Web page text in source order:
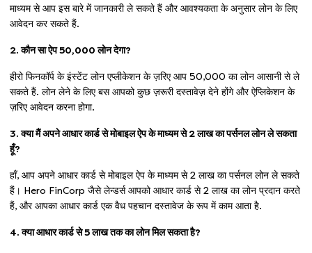
माध्यम से आप इस बारे में जानकारी ले सकते हैं और आवश्यकता के अनुसार लोन के लिए
आवेदन कर सकते हैं.
2. कौन सा ऐप 50,000 लोन देगा?
हीरो फिनकॉर्प के इंस्टेंट लोन एप्लीकेशन के ज़रिए आप 50,000 का लोन आसानी से ले
सकते हैं. लोन लेने के लिए बस आपको कुछ ज़रूरी दस्तावेज़ देने होंगे और ऐप्लिकेशन के
ज़रिए आवेदन करना होगा.
3. क्या मैं अपने आधार कार्ड से मोबाइल ऐप के माध्यम से 2 लाख का पर्सनल लोन ले सकता
हूँ?
हाँ, आप अपने आधार कार्ड से मोबाइल ऐप के माध्यम से 2 लाख का पर्सनल लोन ले सकते
हैं। Hero FinCorp जैसे लेन्डर्स आपको आधार कार्ड से 2 लाख का लोन प्रदान करते
हैं, और आपका आधार कार्ड एक वैध पहचान दस्तावेज के रूप में काम आता है.
4. क्या आधार कार्ड से 5 लाख तक का लोन मिल सकता है?